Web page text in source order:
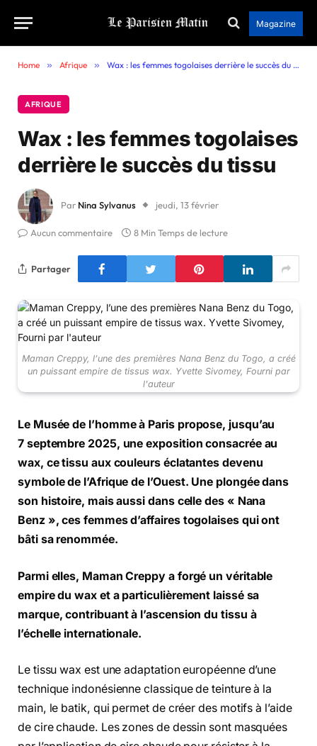
Magazine
Home » Afrique » Wax : les femmes togolaises derrière le succès du tissu
AFRIQUE
Wax : les femmes togolaises
derrière le succès du tissu
Par Nina Sylvanus jeudi, 13 février
Aucun commentaire 8 Min Temps de lecture
Partager
Maman Creppy, l’une des premières Nana Benz du Togo, a créé
un puissant empire de tissus wax. Yvette Sivomey, Fourni par
l'auteur
Le Musée de l’homme à Paris propose, jusqu’au
7 septembre 2025, une exposition consacrée au
wax, ce tissu aux couleurs éclatantes devenu
symbole de l’Afrique de l’Ouest. Une plongée dans
son histoire, mais aussi dans celle des « Nana
Benz », ces femmes d’affaires togolaises qui ont
bâti sa renommée.
Parmi elles, Maman Creppy a forgé un véritable
empire du wax et a particulièrement laissé sa
marque, contribuant à l’ascension du tissu à
l’échelle internationale.
Le tissu wax est une adaptation européenne d’une
technique indonésienne classique de teinture à la
main, le batik, qui permet de créer des motifs à l’aide
de cire chaude. Les zones de dessin sont masquées